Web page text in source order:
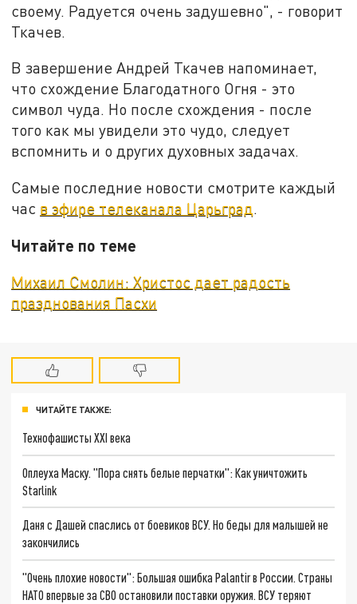
своему. Радуется очень задушевно", - говорит
Ткачев.
В завершение Андрей Ткачев напоминает,
что схождение Благодатного Огня - это
символ чуда. Но после схождения - после
того как мы увидели это чудо, следует
вспомнить и о других духовных задачах.
Самые последние новости смотрите каждый
час в эфире телеканала Царьград.
Читайте по теме
Михаил Смолин: Христос дает радость
празднования Пасхи
ЧИТАЙТЕ ТАКЖЕ:
Технофашисты XXI века
Оплеуха Маску. "Пора снять белые перчатки": Как уничтожить
Starlink
Даня с Дашей спаслись от боевиков ВСУ. Но беды для малышей не
закончились
"Очень плохие новости": Большая ошибка Palantir в России. Страны
НАТО впервые за СВО остановили поставки оружия. ВСУ теряют